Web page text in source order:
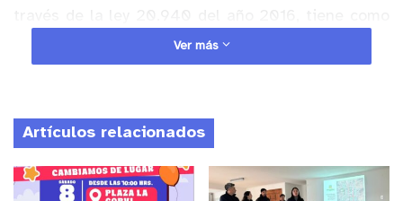
objetivo financiar proyectos, programas y acciones
en las áreas enfocadas en la formación sindical, la
empleadores y trabajadores, por lo cual se vincula
directamente con dirigentes, representantes de
comités paritarios y otros estamentos. Cabe
Ver más
Artículos relacionados